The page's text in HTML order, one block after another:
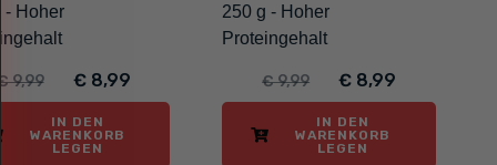
- Hoher
€ 9,99 € 8,99
IN DEN
WARENKORB
LEGEN
250 g - Hoher
Proteingehalt
€ 9,99 € 8,99
IN DEN
WARENKORB
LEGEN